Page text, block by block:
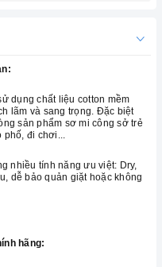
dụng chất liệu cotton mềm
lãm và sang trọng. Đặc biệt
sản phẩm sơ mi công sở trẻ
phố, đi chơi...
nhiều tính năng ưu việt: Dry,
dễ bảo quản giặt hoặc không
hãng: